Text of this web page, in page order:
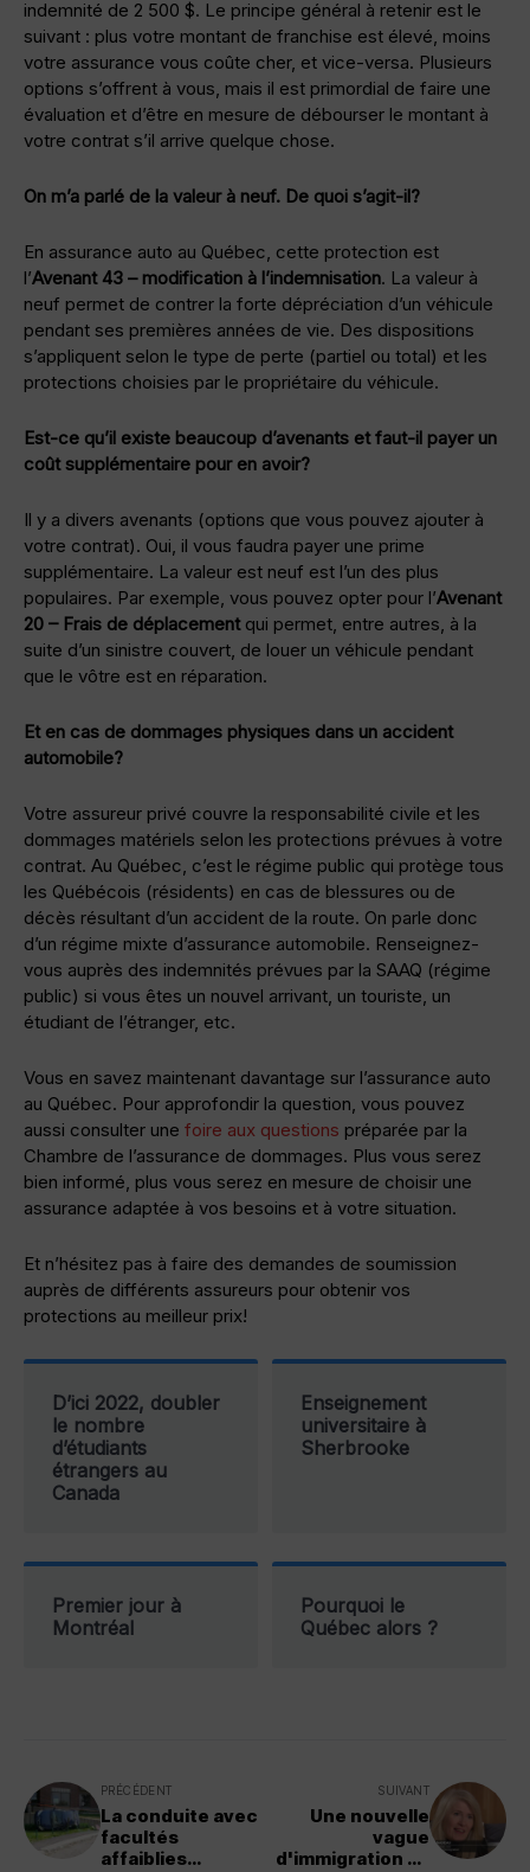
indemnité de 2 500 $. Le principe général à retenir est le
suivant : plus votre montant de franchise est élevé, moins
votre assurance vous coûte cher, et vice-versa. Plusieurs
options s’offrent à vous, mais il est primordial de faire une
évaluation et d’être en mesure de débourser le montant à
votre contrat s’il arrive quelque chose.
On m’a parlé de la valeur à neuf. De quoi s’agit-il?
En assurance auto au Québec, cette protection est
l’Avenant 43 – modification à l’indemnisation. La valeur à
neuf permet de contrer la forte dépréciation d’un véhicule
pendant ses premières années de vie. Des dispositions
s’appliquent selon le type de perte (partiel ou total) et les
protections choisies par le propriétaire du véhicule.
Est-ce qu’il existe beaucoup d’avenants et faut-il payer un
coût supplémentaire pour en avoir?
Il y a divers avenants (options que vous pouvez ajouter à
votre contrat). Oui, il vous faudra payer une prime
supplémentaire. La valeur est neuf est l’un des plus
populaires. Par exemple, vous pouvez opter pour l’Avenant
20 – Frais de déplacement qui permet, entre autres, à la
suite d’un sinistre couvert, de louer un véhicule pendant
que le vôtre est en réparation.
Et en cas de dommages physiques dans un accident
automobile?
Votre assureur privé couvre la responsabilité civile et les
dommages matériels selon les protections prévues à votre
contrat. Au Québec, c’est le régime public qui protège tous
les Québécois (résidents) en cas de blessures ou de
décès résultant d’un accident de la route. On parle donc
d’un régime mixte d’assurance automobile. Renseignez-
vous auprès des indemnités prévues par la SAAQ (régime
public) si vous êtes un nouvel arrivant, un touriste, un
étudiant de l’étranger, etc.
Vous en savez maintenant davantage sur l’assurance auto
au Québec. Pour approfondir la question, vous pouvez
aussi consulter une foire aux questions préparée par la
Chambre de l’assurance de dommages. Plus vous serez
bien informé, plus vous serez en mesure de choisir une
assurance adaptée à vos besoins et à votre situation.
Et n’hésitez pas à faire des demandes de soumission
auprès de différents assureurs pour obtenir vos
protections au meilleur prix!
D’ici 2022, doubler
le nombre
d’étudiants
étrangers au
Canada
Enseignement
universitaire à
Sherbrooke
Premier jour à
Montréal
Pourquoi le
Québec alors ?
PRÉCÉDENT
La conduite avec
facultés
affaiblies
SUIVANT
Une nouvelle
vague
d'immigration au